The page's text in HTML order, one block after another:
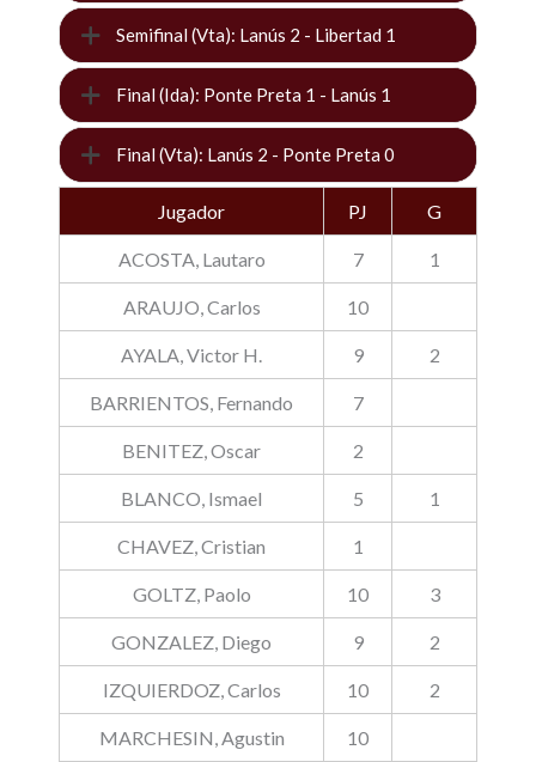
Semifinal (Vta): Lanús 2 - Libertad 1
Final (Ida): Ponte Preta 1 - Lanús 1
Final (Vta): Lanús 2 - Ponte Preta 0
Jugador PJ G
ACOSTA, Lautaro 7 1
ARAUJO, Carlos 10
AYALA, Victor H. 9 2
BARRIENTOS, Fernando 7
BENITEZ, Oscar 2
BLANCO, Ismael 5 1
CHAVEZ, Cristian 1
GOLTZ, Paolo 10 3
GONZALEZ, Diego 9 2
IZQUIERDOZ, Carlos 10 2
MARCHESIN, Agustin 10